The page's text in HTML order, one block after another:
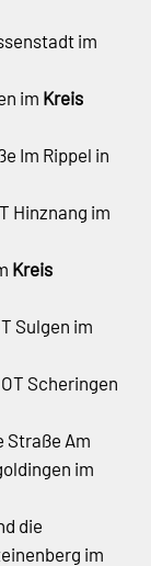
im
im Kreis
Im Rippel in
Hinznang im
Kreis
Sulgen im
OT Scheringen
Straße Am
im
die
im